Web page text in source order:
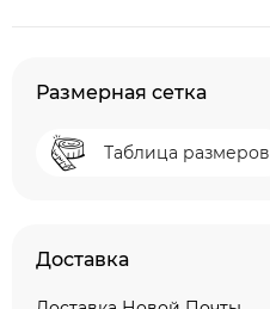
Размерная сетка
Таблица размеров
Доставка